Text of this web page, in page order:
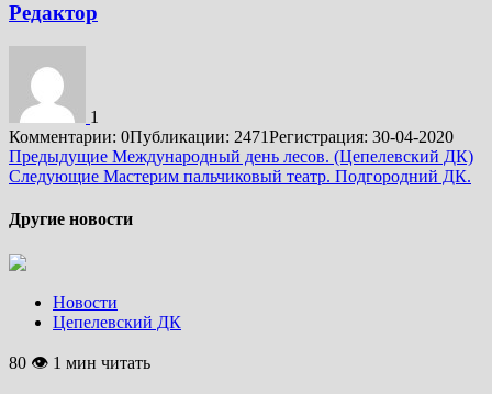
Редактор
1
Комментарии: 0Публикации: 2471Регистрация: 30-04-2020
Подробнее
Предыдущие Международный день лесов. (Цепелевский ДК)
Следующие Мастерим пальчиковый театр. Подгородний ДК.
Другие новости
Новости
Цепелевский ДК
80 👁 1 мин читать